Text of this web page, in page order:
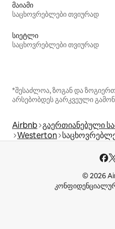
მაიამი
საცხოვრებლები თვიურად
სიეტლი
საცხოვრებლები თვიურად
*შესაძლოა, ზოგან და
არსებობდეს გარკვეული
Airbnb გაერთიანებული
Westerton
© 2026